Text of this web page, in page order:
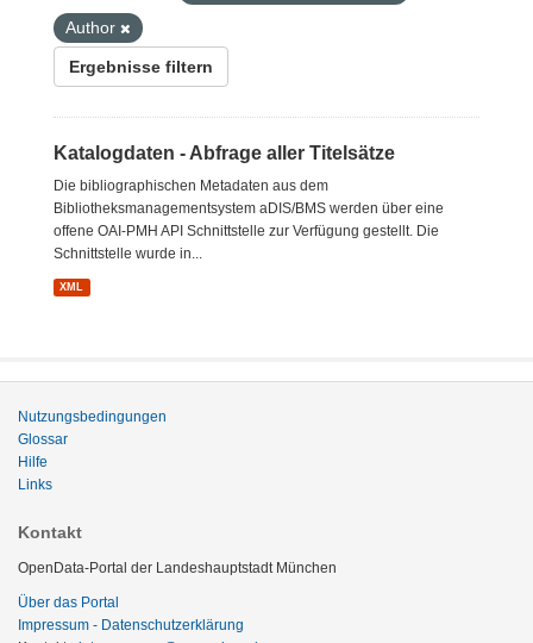
Author
Ergebnisse filtern
Katalogdaten - Abfrage aller Titelsätze
Die bibliographischen Metadaten aus dem
Bibliotheksmanagementsystem aDIS/BMS werden über eine
offene OAI-PMH API Schnittstelle zur Verfügung gestellt. Die
Schnittstelle wurde in...
XML
Nutzungsbedingungen
Glossar
Hilfe
Links
Kontakt
OpenData-Portal der Landeshauptstadt München
Über das Portal
Impressum - Datenschutzerklärung